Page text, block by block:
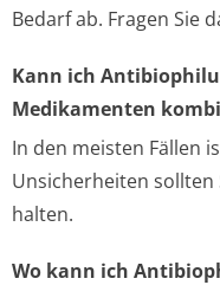
Bedarf ab. Fragen Sie
Kann ich
Medikamenten
In den meisten Fällen
Unsicherheiten sollten
halten.
Wo kann ich